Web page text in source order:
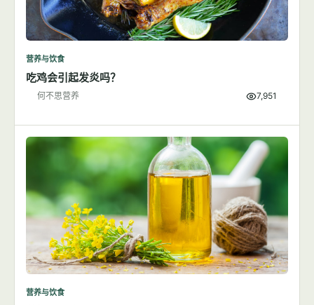
营养与饮食
吃鸡会引起发炎吗？
何不思营养 7,951
营养与饮食